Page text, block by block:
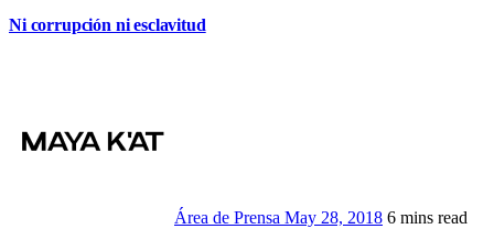
Ni corrupción ni esclavitud
Área de Prensa May 28, 2018 6 mins read